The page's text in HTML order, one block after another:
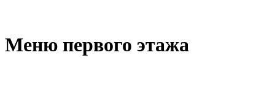
Меню первого этажа